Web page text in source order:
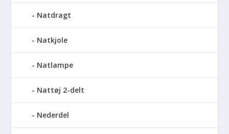
Natdragt
Natkjole
Natlampe
Nattøj 2-delt
Nederdel